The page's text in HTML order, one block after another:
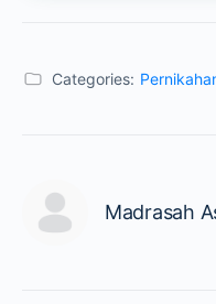
Categories:
Madrasah